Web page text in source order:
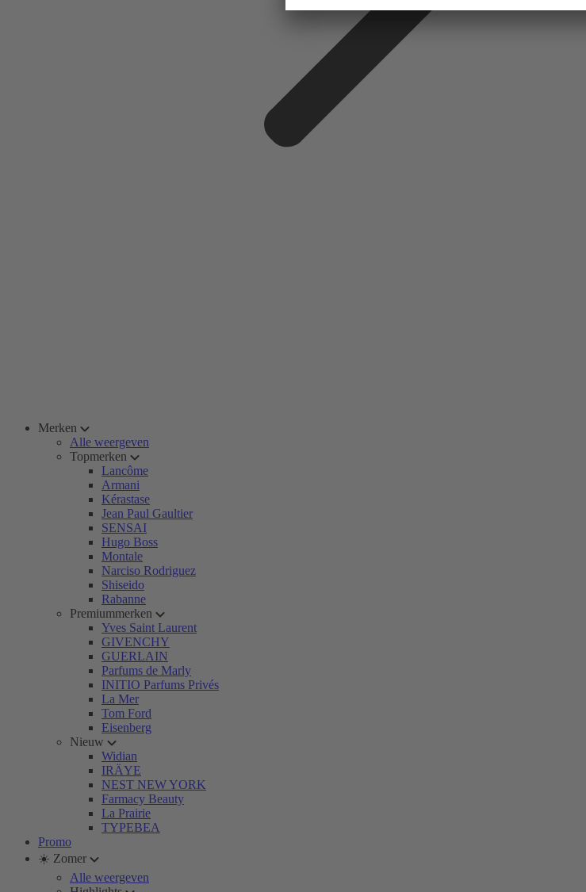
Merken
Alle weergeven
Topmerken
Lancôme
Armani
Kérastase
Jean Paul Gaultier
SENSAI
Hugo Boss
Montale
Narciso Rodriguez
Shiseido
Rabanne
Premiummerken
Yves Saint Laurent
GIVENCHY
GUERLAIN
Parfums de Marly
INITIO Parfums Privés
La Mer
Tom Ford
Eisenberg
Nieuw
Widian
IRÄYE
NEST NEW YORK
Farmacy Beauty
La Prairie
TYPEBEA
Promo
☀️ Zomer
Alle weergeven